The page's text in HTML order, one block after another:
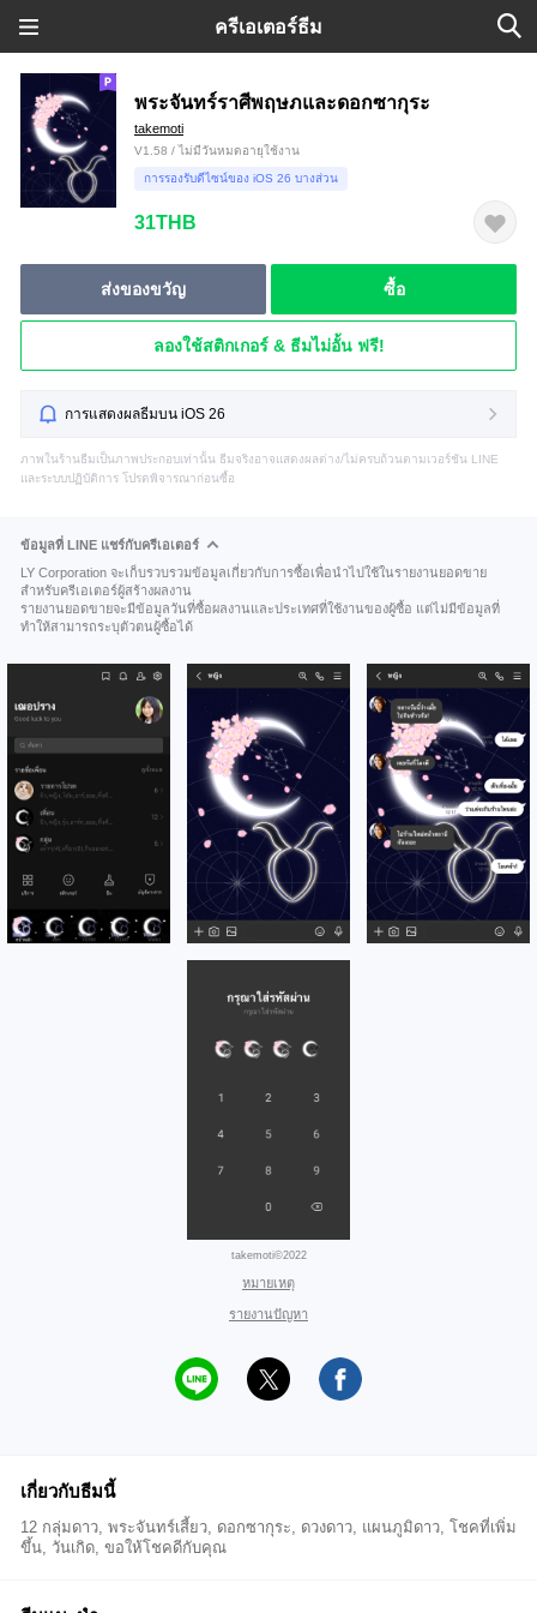
ครีเอเตอร์ธีม
พระจันทร์ราศีพฤษภและดอกซากุระ
takemoti
V1.58 / ไม่มีวันหมดอายุใช้งาน
การรองรับดีไซน์ของ iOS 26 บางส่วน
31THB
ส่งของขวัญ ซื้อ
ลองใช้สติกเกอร์ & ธีมไม่อั้น ฟรี!
การแสดงผลธีมบน iOS 26
ภาพในร้านธีมเป็นภาพประกอบเท่านั้น ธีมจริงอาจแสดงผลต่าง/ไม่ครบถ้วนตามเวอร์ชัน LINE
และระบบปฏิบัติการ โปรดพิจารณาก่อนซื้อ
ข้อมูลที่ LINE แชร์กับครีเอเตอร์
LY Corporation จะเก็บรวบรวมข้อมูลเกี่ยวกับการซื้อเพื่อนำไปใช้ในรายงานยอดขาย
สำหรับครีเอเตอร์ผู้สร้างผลงาน
รายงานยอดขายจะมีข้อมูลวันที่ซื้อผลงานและประเทศที่ใช้งานของผู้ซื้อ แต่ไม่มีข้อมูลที่
ทำให้สามารถระบุตัวตนผู้ซื้อได้
takemoti©2022
หมายเหตุ
รายงานปัญหา
เกี่ยวกับธีมนี้
12 กลุ่มดาว, พระจันทร์เสี้ยว, ดอกซากุระ, ดวงดาว, แผนภูมิดาว, โชคที่เพิ่ม
ขึ้น, วันเกิด, ขอให้โชคดีกับคุณ